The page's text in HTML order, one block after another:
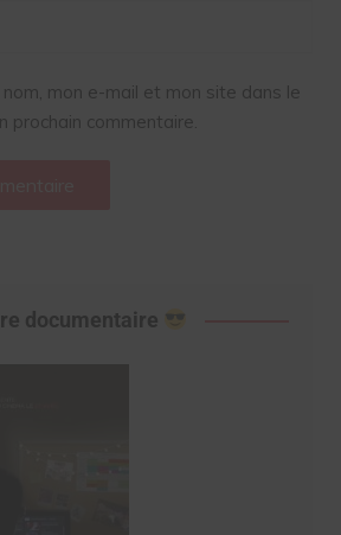
mon e-mail et mon site dans le
prochain commentaire.
documentaire